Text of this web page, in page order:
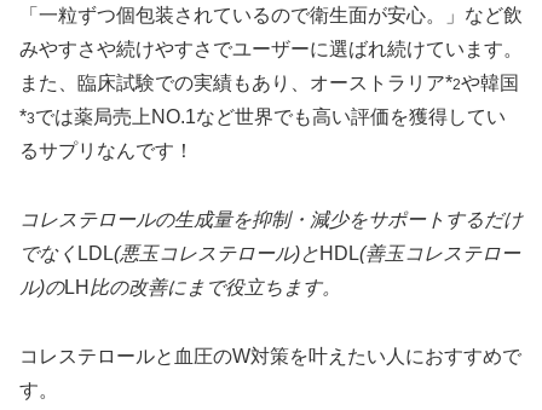
「一粒ずつ個包装されているので衛生面が安心。」など飲
みやすさや続けやすさでユーザーに選ばれ続けています。
また、臨床試験での実績もあり、オーストラリア*2や韓国
*3では薬局売上NO.1など世界でも高い評価を獲得してい
るサプリなんです！
コレステロールの生成量を抑制・減少をサポートするだけ
でなく LDL(悪玉コレステロール)とHDL(善玉コレステロー
ル)のLH 比の改善にまで役立ちます。
コレステロールと血圧のW対策を叶えたい人におすすめで
す。